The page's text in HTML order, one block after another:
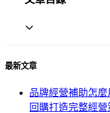
最新文章
品牌經營補助怎
回購打造完整經營